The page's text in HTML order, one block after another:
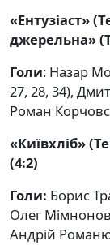
«Ентузіаст»
джерельна»
Голи: Назар
27, 28, 34),
Роман
«Київхліб»
(4:2)
Голи: Борис
Олег
Андрій